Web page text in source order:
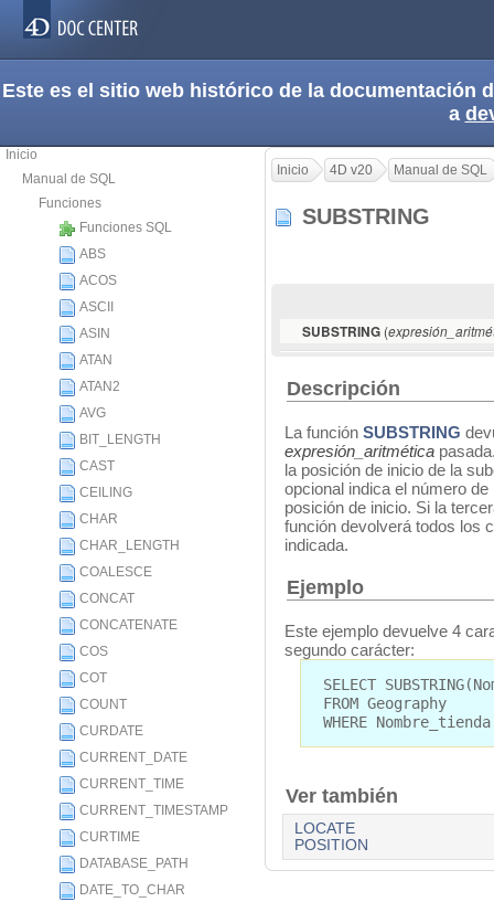
Este es el sitio web histórico de la documentación
a
Inicio
Manual de SQL
Funciones
Funciones SQL
ABS
ACOS
ASCII
ASIN
ATAN
ATAN2
AVG
BIT_LENGTH
CAST
CEILING
CHAR
CHAR_LENGTH
COALESCE
CONCAT
CONCATENATE
COS
COT
COUNT
CURDATE
CURRENT_DATE
CURRENT_TIME
CURRENT_TIMESTAMP
CURTIME
DATABASE_PATH
DATE_TO_CHAR
Inicio 4D v20 Manual de SQL
SUBSTRING
SUBSTRING (
Descripción
La función SUBSTRING
expresión_aritmética
la posición de inicio de la
opcional indica el número
posición de inicio. Si la
función devolverá todos los
indicada.
Ejemplo
Este ejemplo devuelve 4
segundo carácter:
SELECT
FROM Geography
WHERE
Ver también
LOCATE
POSITION